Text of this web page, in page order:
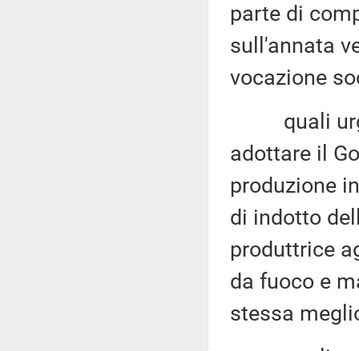
parte di
sull'annata
vocazione
quali
adottare il
produzione
di indotto
produttrice
da fuoco e
stessa